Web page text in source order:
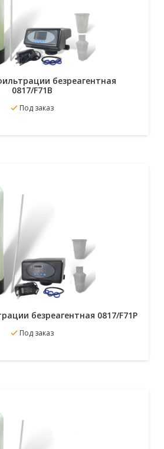
безреагентная
0817/F71B
Под заказ
безреагентная 0817/F71P
Под заказ